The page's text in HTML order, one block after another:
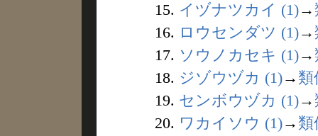
15. イヅナツカイ (1)→
16. ロウセンダツ (1)→
17. ソウノカセキ (1)→
18. ジゾウヅカ (1)→ 類
19. センボウヅカ (1)→
20. ワカイソウ (1)→ 類